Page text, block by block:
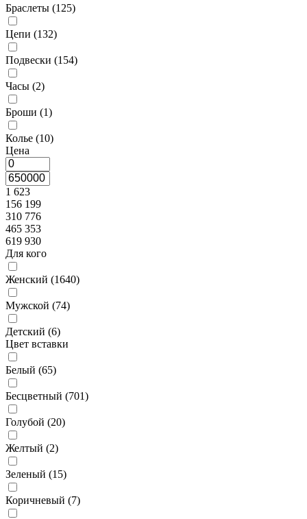
Браслеты (125)
Цепи (132)
Подвески (154)
Часы (2)
Броши (1)
Колье (10)
Цена
1 623
156 199
310 776
465 353
619 930
Для кого
Женский (1640)
Мужской (74)
Детский (6)
Цвет вставки
Белый (65)
Бесцветный (701)
Голубой (20)
Желтый (2)
Зеленый (15)
Коричневый (7)